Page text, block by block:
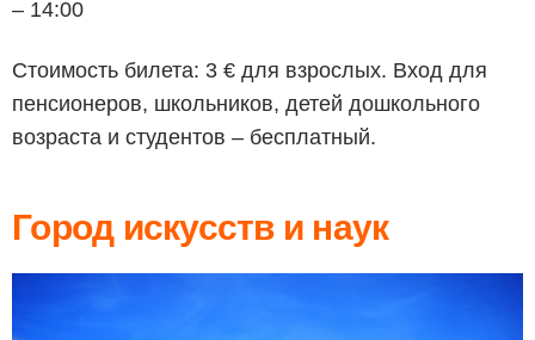
– 14:00
Стоимость билета: 3 € для взрослых. Вход для
пенсионеров, школьников, детей дошкольного
возраста и студентов – бесплатный.
Город искусств и наук